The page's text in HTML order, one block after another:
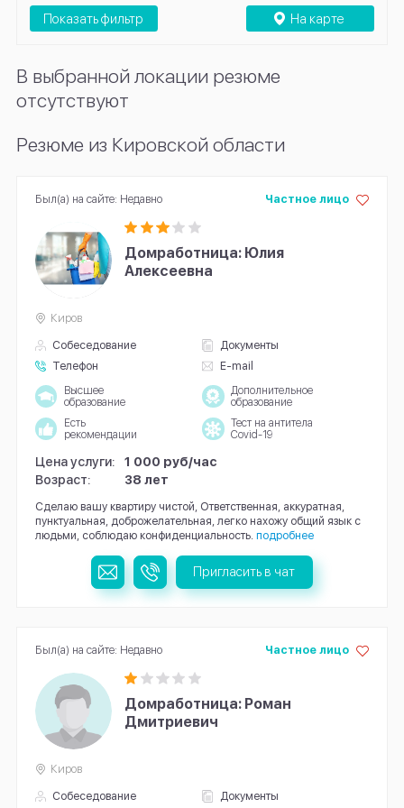
На карте
Показать фильтр
В выбранной локации резюме
отсутствуют
Резюме из Кировской области
Домработница: Юлия
Алексеевна
Собеседование
Документы
Телефон
E-mail
Частное лицо
Киров
Высшее
образование
Дополнительное
образование
Есть
рекомендации
Тест на антитела
Covid-19
Цена услуги:
1 000 руб/час
Возраст:
38 лет
Сделаю вашу квартиру чистой, Ответственная, аккуратная,
пунктуальная, доброжелательная, легко нахожу общий язык с
людьми, соблюдаю конфиденциальность. подробнее
Был(а) на сайте: Недавно
Пригласить в чат
Домработница: Роман
Дмитриевич
Собеседование Документы
Частное лицо
Киров
Был(а) на сайте: Недавно